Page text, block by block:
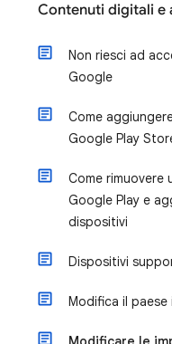
Contenuti digitali e
Non riesci ad
Google
Come
Google Play
Come rimuovere
Google Play e
dispositivi
Dispositivi
Modifica il paese